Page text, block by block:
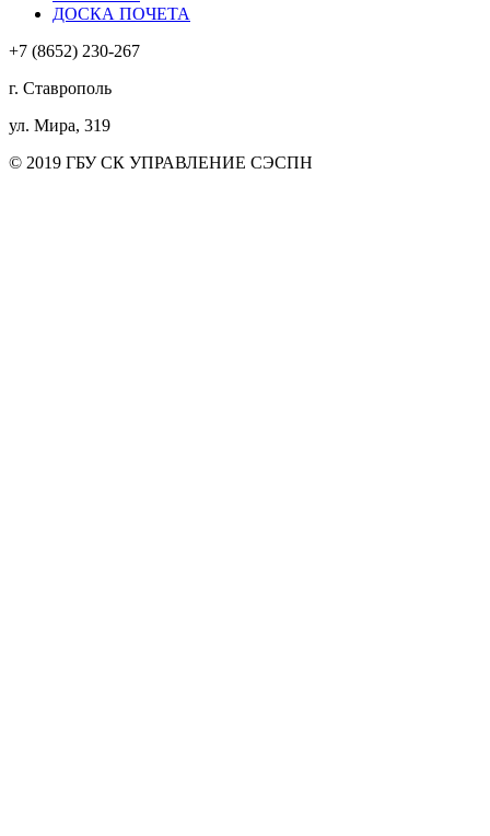
ДОСКА ПОЧЕТА
+7 (8652) 230-267
г. Ставрополь
ул. Мира, 319
© 2019 ГБУ СК УПРАВЛЕНИЕ СЭСПН